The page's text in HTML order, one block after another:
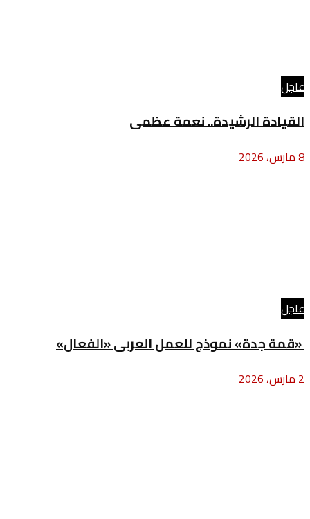
عاجل
القيادة الرشيدة.. نعمة عظمى
8 مارس، 2026
عاجل
«قمة جدة» نموذج للعمل العربى «الفعال»
2 مارس، 2026